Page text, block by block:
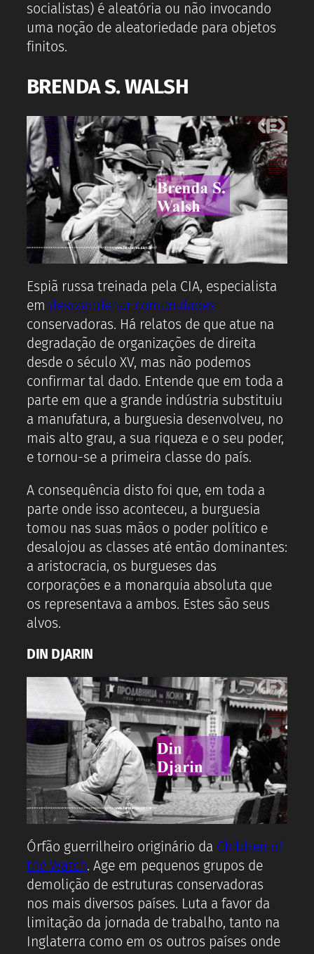
socialistas) é aleatória ou não invocando
uma noção de aleatoriedade para objetos
finitos.
BRENDA S. WALSH
Espiã russa treinada pela CIA, especialista
em descoordenar comunidades
conservadoras. Há relatos de que atue na
degradação de organizações de direita
desde o século XV, mas não podemos
confirmar tal dado. Entende que em toda a
parte em que a grande indústria substituiu
a manufatura, a burguesia desenvolveu, no
mais alto grau, a sua riqueza e o seu poder,
e tornou-se a primeira classe do país.
A consequência disto foi que, em toda a
parte onde isso aconteceu, a burguesia
tomou nas suas mãos o poder político e
desalojou as classes até então dominantes:
a aristocracia, os burgueses das
corporações e a monarquia absoluta que
os representava a ambos. Estes são seus
alvos.
DIN DJARIN
Órfão guerrilheiro originário da Children of
the Watch. Age em pequenos grupos de
demolição de estruturas conservadoras
nos mais diversos países. Luta a favor da
limitação da jornada de trabalho, tanto na
Inglaterra como em os outros países onde